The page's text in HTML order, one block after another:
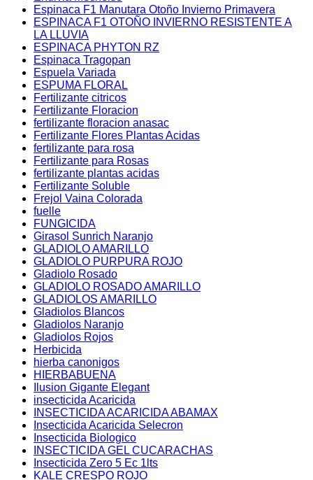
Espinaca F1 Manutara Otoño Invierno Primavera
ESPINACA F1 OTOÑO INVIERNO RESISTENTE A
LA LLUVIA
ESPINACA PHYTON RZ
Espinaca Tragopan
Espuela Variada
ESPUMA FLORAL
Fertilizante citricos
Fertilizante Floracion
fertilizante floracion anasac
Fertilizante Flores Plantas Acidas
fertilizante para rosa
Fertilizante para Rosas
fertilizante plantas acidas
Fertilizante Soluble
Frejol Vaina Colorada
fuelle
FUNGICIDA
Girasol Sunrich Naranjo
GLADIOLO AMARILLO
GLADIOLO PURPURA ROJO
Gladiolo Rosado
GLADIOLO ROSADO AMARILLO
GLADIOLOS AMARILLO
Gladiolos Blancos
Gladiolos Naranjo
Gladiolos Rojos
Herbicida
hierba canonigos
HIERBABUENA
Ilusion Gigante Elegant
insecticida Acaricida
INSECTICIDA ACARICIDA ABAMAX
Insecticida Acaricida Selecron
Insecticida Biologico
INSECTICIDA GEL CUCARACHAS
Insecticida Zero 5 Ec 1lts
KALE CRESPO ROJO